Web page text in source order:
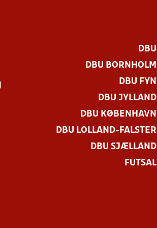
DBU
DBU BORNHOLM
DBU FYN
DBU JYLLAND
DBU KØBENHAVN
DBU LOLLAND-FALSTER
DBU SJÆLLAND
FUTSAL